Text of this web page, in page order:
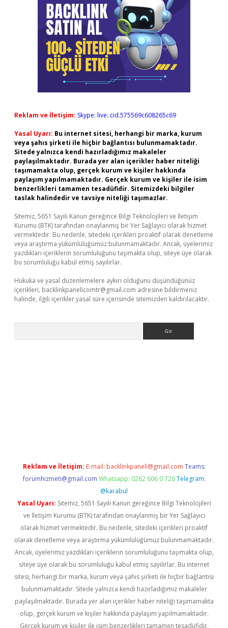
Reklam ve İletişim: Skype: live:.cid.575569c608265c69
Yasal Uyarı: Bu internet sitesi, herhangi bir marka, kurum
veya şahıs şirketi ile hiçbir bağlantısı bulunmamaktadır.
Sitede yalnızca kendi hazırladığımız makaleler
paylaşılmaktadır. Burada yer alan içerikler haber niteliği
taşımamakta olup, gerçek kurum ve kişiler hakkında
paylaşım yapılmamaktadır. Gerçek kurum ve kişiler ile isim
benzerlikleri tamamen tesadüfidir. Sitemizdeki bilgiler
taslak halindedir ve tavsiye niteliği taşımazlar.
Sitemiz, 5651 Sayılı Kanun gereğince Bilgi Teknolojileri ve İletişim
Kurumu (BTK) tarafından onaylanmış bir Yer Sağlayıcı olarak hizmet
vermektedir. Bu nedenle, sitedeki içerikleri proaktif olarak denetleme
veya araştırma yükümlülüğümüz bulunmamaktadır. Ancak, üyelerimiz
yazdıkları içeriklerin sorumluluğunu taşımakta olup, siteye üye olarak
bu sorumluluğu kabul etmiş sayılırlar.
Hukuka ve yasal düzenlemelere aykırı olduğunu düşündüğünüz
içerikleri, backlinkpanelicomtr@gmail.com adresine bildirmeniz
halinde, ilgili içerikler yasal süre içerisinde sitemizden kaldırılacaktır.
Reklam ve İletişim: E-mail: backlinkpaneli@gmail.com Teams:
forumhizmeti@gmail.com Whatsapp: 0262 606 0 726 Telegram:
@karabul
Yasal Uyarı: Sitemiz, 5651 Sayılı Kanun gereğince Bilgi Teknolojileri
ve İletişim Kurumu (BTK) tarafından onaylanmış bir Yer Sağlayıcı
olarak hizmet vermektedir. Bu nedenle, sitedeki içerikleri proaktif
olarak denetleme veya araştırma yükümlülüğümüz bulunmamaktadır.
Ancak, üyelerimiz yazdıkları içeriklerin sorumluluğunu taşımakta olup,
siteye üye olarak bu sorumluluğu kabul etmiş sayılırlar. Bu internet
sitesi, herhangi bir marka, kurum veya şahıs şirketi ile hiçbir bağlantısı
bulunmamaktadır. Sitede yalnızca kendi hazırladığımız makaleler
paylaşılmaktadır. Burada yer alan içerikler haber niteliği taşımamakta
olup, gerçek kurum ve kişiler hakkında paylaşım yapılmamaktadır.
Gerçek kurum ve kişiler ile isim benzerlikleri tamamen tesadüfidir.